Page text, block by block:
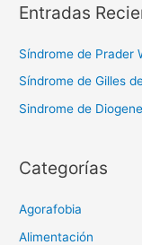
Entradas
Síndrome de Prader
Síndrome de Gilles
Sindrome de
Categorías
Agorafobia
Alimentación